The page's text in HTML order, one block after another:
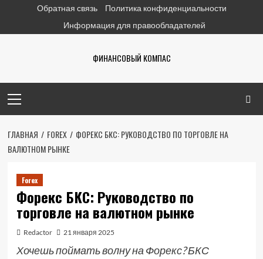
содержимому
Обратная связь
Политика конфиденциальности
Информация для правообладателей
ФИНАНСОВЫЙ КОМПАС
меню
ГЛАВНАЯ FOREX
ФОРЕКС БКС: РУКОВОДСТВО ПО ТОРГОВЛЕ НА
ВАЛЮТНОМ РЫНКЕ
Forex
Форекс БКС: Руководство по
торговле на валютном рынке
Redactor 21 января 2025
Хочешь поймать волну на Форекс? БКС